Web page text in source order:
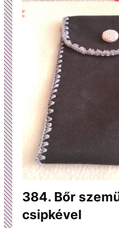
384. Bőr
csipkével